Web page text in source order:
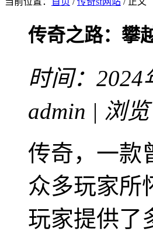
传奇之路：攀
时间：2024
admin | 浏览
传奇，一款
众多玩家所
玩家提供了